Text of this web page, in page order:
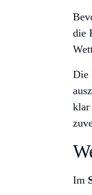
die
Die
klar
Im